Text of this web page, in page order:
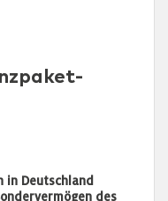
in Deutschland
des